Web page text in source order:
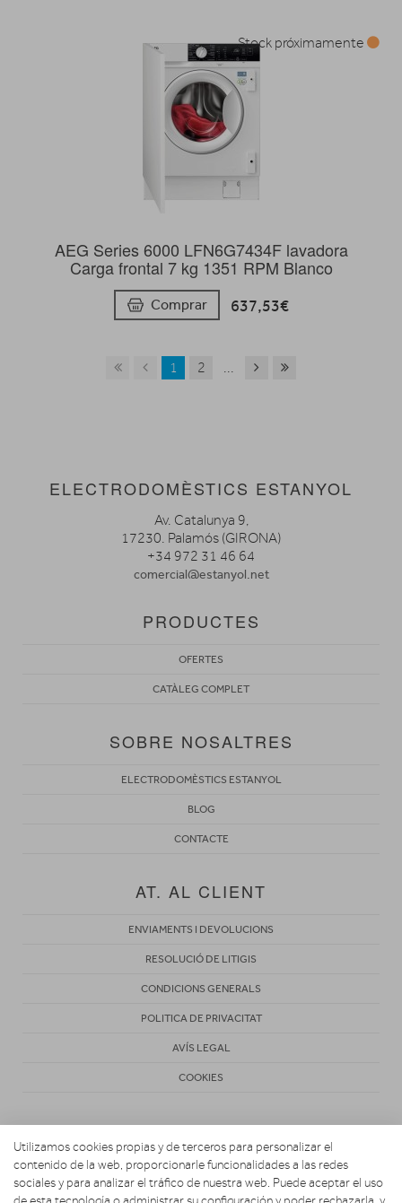
AEG Series 6000 LFN6G7434F lavadora
Carga frontal 7 kg 1351 RPM Blanco
Comprar 637,53€
Stock próximamente
1 2 ...
ELECTRODOMÈSTICS ESTANYOL
Av. Catalunya 9,
17230. Palamós (GIRONA)
+34 972 31 46 64
comercial@estanyol.net
PRODUCTES
OFERTES
CATÀLEG COMPLET
SOBRE NOSALTRES
ELECTRODOMÈSTICS ESTANYOL
BLOG
CONTACTE
AT. AL CLIENT
ENVIAMENTS I DEVOLUCIONS
RESOLUCIÓ DE LITIGIS
CONDICIONS GENERALS
POLITICA DE PRIVACITAT
AVÍS LEGAL
COOKIES
Utilizamos cookies propias y de terceros para personalizar el
contenido de la web, proporcionarle funcionalidades a las redes
sociales y para analizar el tráfico de nuestra web. Puede aceptar el uso